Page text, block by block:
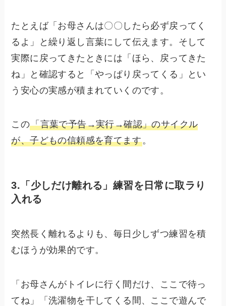
たとえば「お母さんは〇〇したら必ず戻ってく
るよ」と繰り返し言葉にして伝えます。そして
実際に戻ってきたときには「ほら、戻ってきた
ね」と確認すると「やっぱり戻ってくる」とい
う安心の実感が積まれていくのです。
この「言葉で予告→実行→確認」のサイクル
が、子どもの信頼感を育てます。
3.「少しだけ離れる」練習を日常に取ラり
入れる
突然長く離れるよりも、毎日少しずつ練習を積
むほうが効果的です。
「お母さんがトイレに行く間だけ、ここで待っ
てね」「洗濯物を干してくる間、ここで遊んで